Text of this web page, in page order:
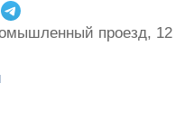
проезд, 12